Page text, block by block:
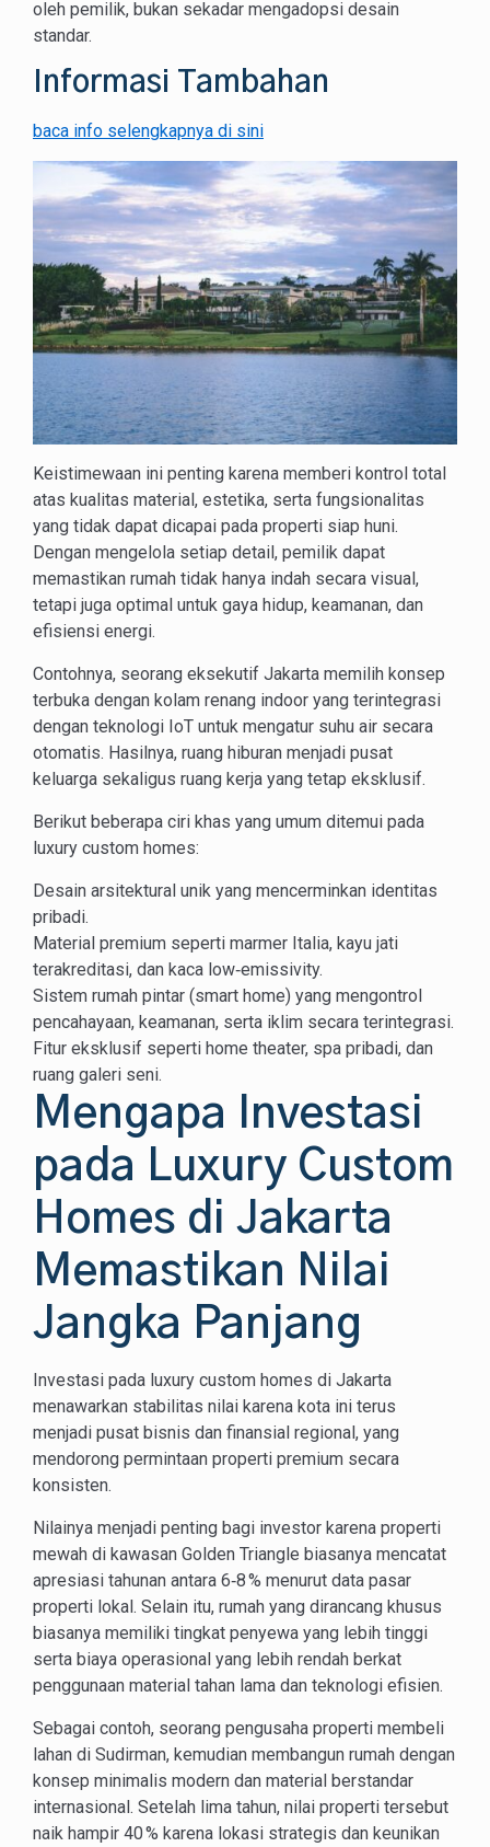
oleh pemilik, bukan sekadar mengadopsi desain
standar.
Informasi Tambahan
baca info selengkapnya di sini
Keistimewaan ini penting karena memberi kontrol total
atas kualitas material, estetika, serta fungsionalitas
yang tidak dapat dicapai pada properti siap huni.
Dengan mengelola setiap detail, pemilik dapat
memastikan rumah tidak hanya indah secara visual,
tetapi juga optimal untuk gaya hidup, keamanan, dan
efisiensi energi.
Contohnya, seorang eksekutif Jakarta memilih konsep
terbuka dengan kolam renang indoor yang terintegrasi
dengan teknologi IoT untuk mengatur suhu air secara
otomatis. Hasilnya, ruang hiburan menjadi pusat
keluarga sekaligus ruang kerja yang tetap eksklusif.
Berikut beberapa ciri khas yang umum ditemui pada
luxury custom homes:
Desain arsitektural unik yang mencerminkan identitas
pribadi.
Material premium seperti marmer Italia, kayu jati
terakreditasi, dan kaca low‑emissivity.
Sistem rumah pintar (smart home) yang mengontrol
pencahayaan, keamanan, serta iklim secara terintegrasi.
Fitur eksklusif seperti home theater, spa pribadi, dan
ruang galeri seni.
Mengapa Investasi
pada Luxury Custom
Homes di Jakarta
Memastikan Nilai
Jangka Panjang
Investasi pada luxury custom homes di Jakarta
menawarkan stabilitas nilai karena kota ini terus
menjadi pusat bisnis dan finansial regional, yang
mendorong permintaan properti premium secara
konsisten.
Nilainya menjadi penting bagi investor karena properti
mewah di kawasan Golden Triangle biasanya mencatat
apresiasi tahunan antara 6‑8 % menurut data pasar
properti lokal. Selain itu, rumah yang dirancang khusus
biasanya memiliki tingkat penyewa yang lebih tinggi
serta biaya operasional yang lebih rendah berkat
penggunaan material tahan lama dan teknologi efisien.
Sebagai contoh, seorang pengusaha properti membeli
lahan di Sudirman, kemudian membangun rumah dengan
konsep minimalis modern dan material berstandar
internasional. Setelah lima tahun, nilai properti tersebut
naik hampir 40 % karena lokasi strategis dan keunikan